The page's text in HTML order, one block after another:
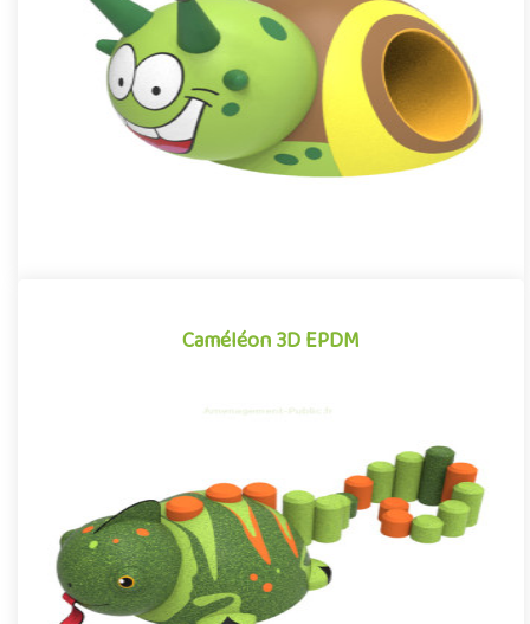
Module 3D pour aires de jeux extérieurs inspiré des univers des
dessins animés et des bandes dessinées, l'Escargot EPDM se di..
Offre partenaire
Caméléon 3D EPDM
Structure pour aire de jeux propice à l'éveil créatif, le Caméléon
EPDM est un équipement ludique idéal pour renforcer de man..
Offre partenaire